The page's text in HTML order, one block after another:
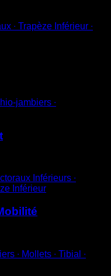
∙ Trapèze Inférieur ∙
jambiers ∙
Inférieurs ∙
Inférieur
∙ Mollets ∙ Tibial ∙